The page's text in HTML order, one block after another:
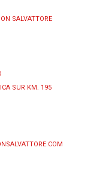
SALVATTORE
SUR KM. 195